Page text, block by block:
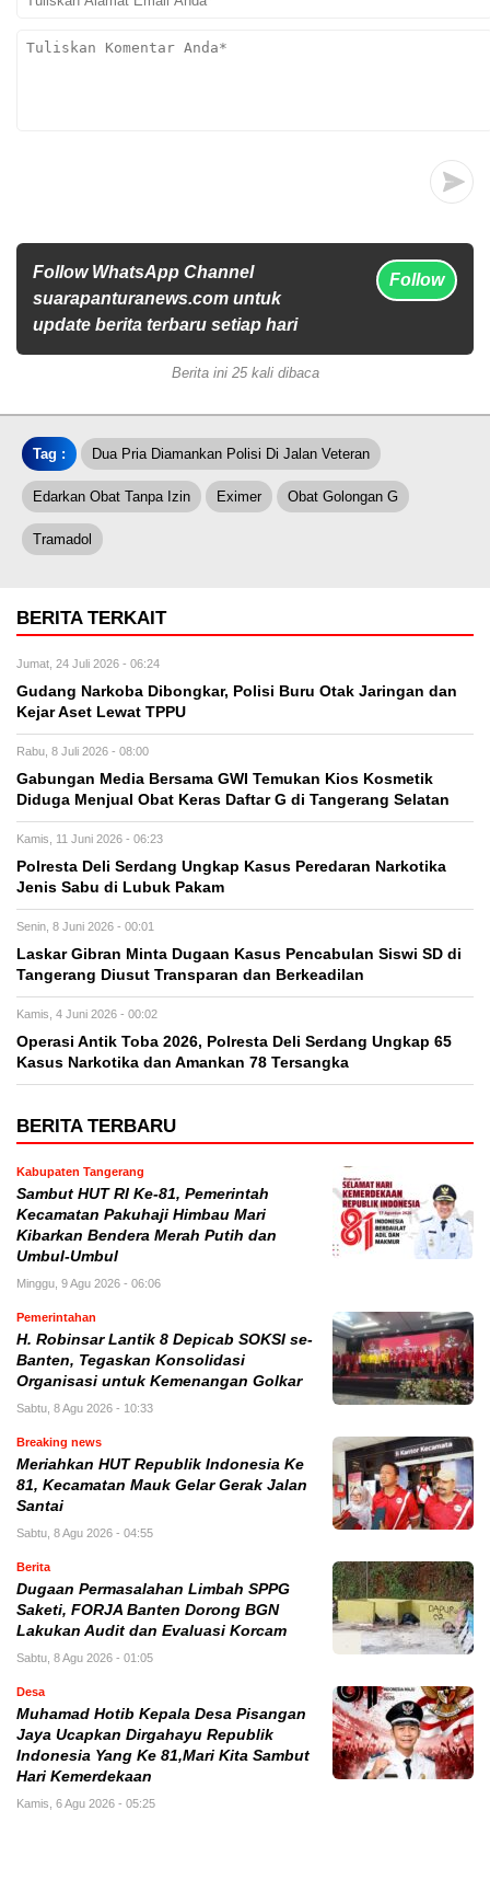
Follow WhatsApp Channel
suarapanturanews.com untuk
update berita terbaru setiap hari
Follow
Berita ini 25 kali dibaca
Tag : Dua Pria Diamankan Polisi Di Jalan Veteran
Edarkan Obat Tanpa Izin Eximer Obat Golongan G
Tramadol
BERITA TERKAIT
Jumat, 24 Juli 2026 - 06:24
Gudang Narkoba Dibongkar, Polisi Buru Otak Jaringan dan
Kejar Aset Lewat TPPU
Rabu, 8 Juli 2026 - 08:00
Gabungan Media Bersama GWI Temukan Kios Kosmetik
Diduga Menjual Obat Keras Daftar G di Tangerang Selatan
Kamis, 11 Juni 2026 - 06:23
Polresta Deli Serdang Ungkap Kasus Peredaran Narkotika
Jenis Sabu di Lubuk Pakam
Senin, 8 Juni 2026 - 00:01
Laskar Gibran Minta Dugaan Kasus Pencabulan Siswi SD di
Tangerang Diusut Transparan dan Berkeadilan
Kamis, 4 Juni 2026 - 00:02
Operasi Antik Toba 2026, Polresta Deli Serdang Ungkap 65
Kasus Narkotika dan Amankan 78 Tersangka
BERITA TERBARU
Kabupaten Tangerang
Sambut HUT RI Ke-81, Pemerintah
Kecamatan Pakuhaji Himbau Mari
Kibarkan Bendera Merah Putih dan
Umbul-Umbul
Minggu, 9 Agu 2026 - 06:06
Pemerintahan
H. Robinsar Lantik 8 Depicab SOKSI se-
Banten, Tegaskan Konsolidasi
Organisasi untuk Kemenangan Golkar
Sabtu, 8 Agu 2026 - 10:33
Breaking news
Meriahkan HUT Republik Indonesia Ke
81, Kecamatan Mauk Gelar Gerak Jalan
Santai
Sabtu, 8 Agu 2026 - 04:55
Berita
Dugaan Permasalahan Limbah SPPG
Saketi, FORJA Banten Dorong BGN
Lakukan Audit dan Evaluasi Korcam
Sabtu, 8 Agu 2026 - 01:05
Desa
Muhamad Hotib Kepala Desa Pisangan
Jaya Ucapkan Dirgahayu Republik
Indonesia Yang Ke 81,Mari Kita Sambut
Hari Kemerdekaan
Kamis, 6 Agu 2026 - 05:25